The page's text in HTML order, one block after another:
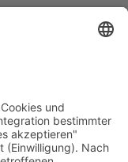
Säulen